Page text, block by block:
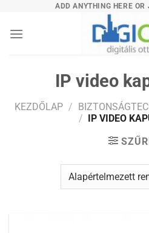
content
ADD ANYTHING HERE
IP video
KEZDŐLAP /
/
IP VIDEO